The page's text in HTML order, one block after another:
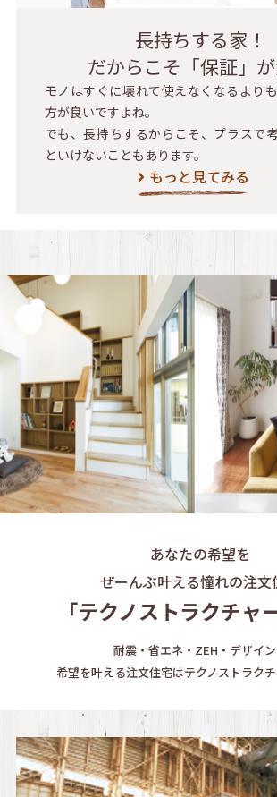
長持ちする家！
だからこそ「保証」
モノはすぐに壊れて使えなくなるより
方が良いですよね。
でも、長持ちするからこそ、プラスで
といけないこともあります。
もっと見てみる
あなたの希望を
ぜーんぶ叶える憧れの注文
「テクノストラクチャ
耐震・省エネ・ZEH・デザイ
希望を叶える注文住宅はテクノストラクチ